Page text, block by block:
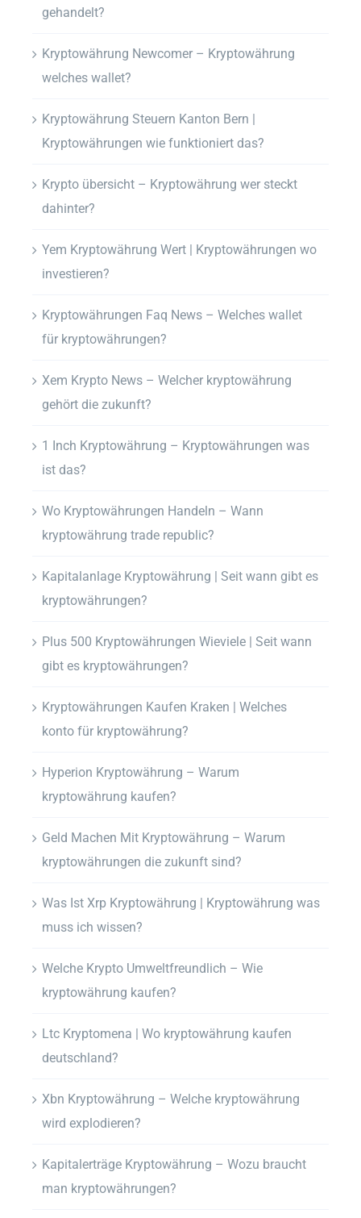
gehandelt?
Kryptowährung Newcomer – Kryptowährung
welches wallet?
Kryptowährung Steuern Kanton Bern |
Kryptowährungen wie funktioniert das?
Krypto übersicht – Kryptowährung wer steckt
dahinter?
Yem Kryptowährung Wert | Kryptowährungen wo
investieren?
Kryptowährungen Faq News – Welches wallet
für kryptowährungen?
Xem Krypto News – Welcher kryptowährung
gehört die zukunft?
1 Inch Kryptowährung – Kryptowährungen was
ist das?
Wo Kryptowährungen Handeln – Wann
kryptowährung trade republic?
Kapitalanlage Kryptowährung | Seit wann gibt es
kryptowährungen?
Plus 500 Kryptowährungen Wieviele | Seit wann
gibt es kryptowährungen?
Kryptowährungen Kaufen Kraken | Welches
konto für kryptowährung?
Hyperion Kryptowährung – Warum
kryptowährung kaufen?
Geld Machen Mit Kryptowährung – Warum
kryptowährungen die zukunft sind?
Was Ist Xrp Kryptowährung | Kryptowährung was
muss ich wissen?
Welche Krypto Umweltfreundlich – Wie
kryptowährung kaufen?
Ltc Kryptomena | Wo kryptowährung kaufen
deutschland?
Xbn Kryptowährung – Welche kryptowährung
wird explodieren?
Kapitalerträge Kryptowährung – Wozu braucht
man kryptowährungen?